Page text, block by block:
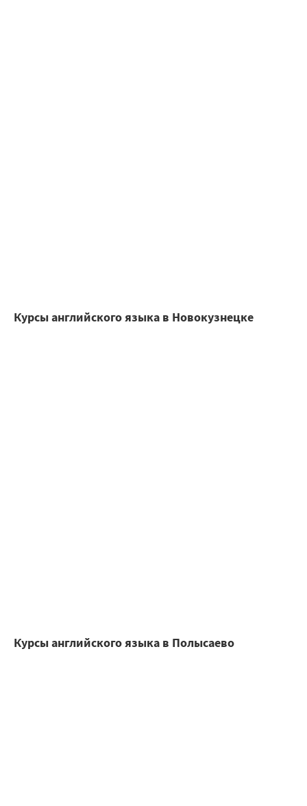
Курсы английского языка в Новокузнецке
Курсы английского языка в Полысаево